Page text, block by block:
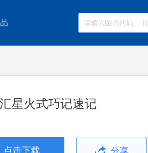
星火式巧记速记
点击下载 分享